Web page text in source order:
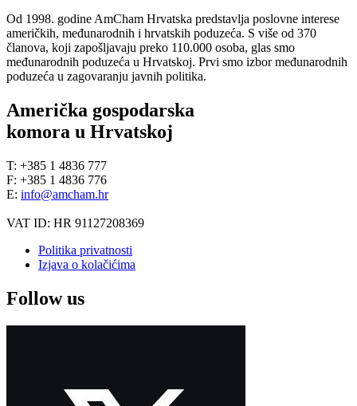
Od 1998. godine AmCham Hrvatska predstavlja poslovne interese
američkih, međunarodnih i hrvatskih poduzeća. S više od 370
članova, koji zapošljavaju preko 110.000 osoba, glas smo
međunarodnih poduzeća u Hrvatskoj. Prvi smo izbor međunarodnih
poduzeća u zagovaranju javnih politika.
Američka gospodarska
komora u Hrvatskoj
T: +385 1 4836 777
F: +385 1 4836 776
E: info@amcham.hr
VAT ID: HR 91127208369
Politika privatnosti
Izjava o kolačićima
Follow us